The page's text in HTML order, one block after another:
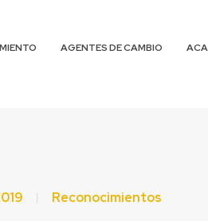
AGENTES DE CAMBIO
Reconocimientos